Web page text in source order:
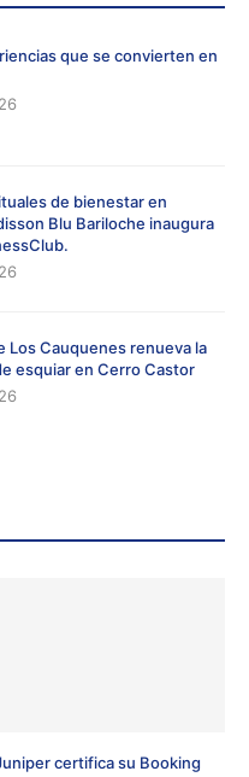
que se convierten en
de bienestar en
Blu Bariloche inaugura
Los Cauquenes renueva la
esquiar en Cerro Castor
certifica su Booking